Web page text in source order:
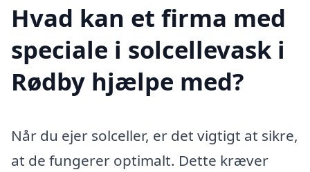
Hvad kan et firma med
speciale i solcellevask i
Rødby hjælpe med?
Når du ejer solceller, er det vigtigt at sikre,
at de fungerer optimalt. Dette kræver